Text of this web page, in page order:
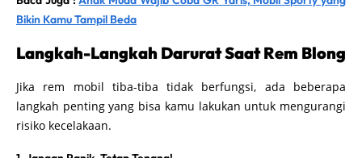
Bikin Kamu Tampil Beda
Langkah-Langkah Darurat Saat Rem Blong
Jika rem mobil tiba-tiba tidak berfungsi, ada beberapa
langkah penting yang bisa kamu lakukan untuk mengurangi
risiko kecelakaan.